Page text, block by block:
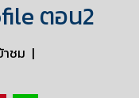
ตอน2
าชม |